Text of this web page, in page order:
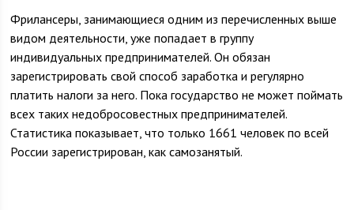
Фрилансеры, занимающиеся одним из перечисленных выше
видом деятельности, уже попадает в группу
индивидуальных предпринимателей. Он обязан
зарегистрировать свой способ заработка и регулярно
платить налоги за него. Пока государство не может поймать
всех таких недобросовестных предпринимателей.
Статистика показывает, что только 1661 человек по всей
России зарегистрирован, как самозанятый.